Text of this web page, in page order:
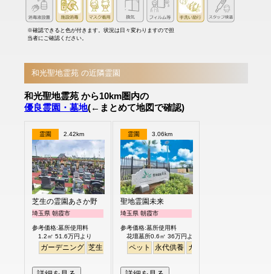
※確認できると色が付きます。状況は日々変わりますので担
当者にご確認ください。
和光聖地霊苑 の近隣霊園
和光聖地霊苑 から10km圏内の
優良霊園・墓地(←まとめて地図で確認)
霊園 2.42km
芝生の霊園あさか野
埼玉県 朝霞市
参考価格:墓所使用料
1.2㎡ 51.6万円より
ガーデニング 芝生 バリアフリー
霊園 3.06km
聖地霊園未来
埼玉県 朝霞市
参考価格:墓所使用料
花壇墓所0.6㎡ 36万円より
ペット 永代供養 ガーデニング